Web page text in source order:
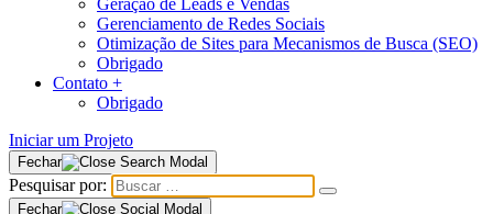
Geração de Leads e Vendas
Gerenciamento de Redes Sociais
Otimização de Sites para Mecanismos de Busca (SEO)
Obrigado
Contato +
Obrigado
Iniciar um Projeto
Fechar
Pesquisar por:
Fechar